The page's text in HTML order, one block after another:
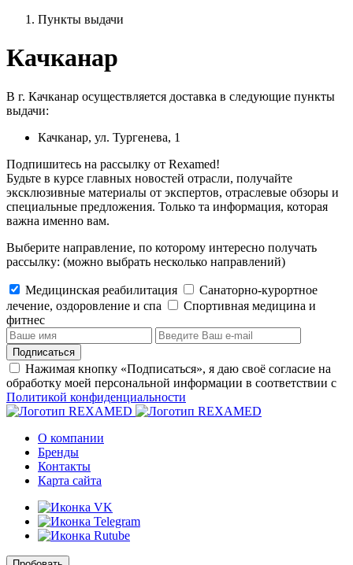
Пункты выдачи
Качканар
В г. Качканар осуществляется доставка в следующие пункты
выдачи:
Качканар, ул. Тургенева, 1
Подпишитесь на рассылку от Rexamed!
Будьте в курсе главных новостей отрасли, получайте
эксклюзивные материалы от экспертов, отраслевые обзоры и
специальные предложения. Только та информация, которая
важна именно вам.
Выберите направление, по которому интересно получать
рассылку: (можно выбрать несколько направлений)
Медицинская реабилитация
Санаторно-курортное
лечение, оздоровление и спа
Cпортивная медицина и
фитнес
Подписаться
Нажимая кнопку «Подписаться», я даю своё согласие на
обработку моей персональной информации в соответствии с
Политикой конфиденциальности
О компании
Бренды
Контакты
Карта сайта